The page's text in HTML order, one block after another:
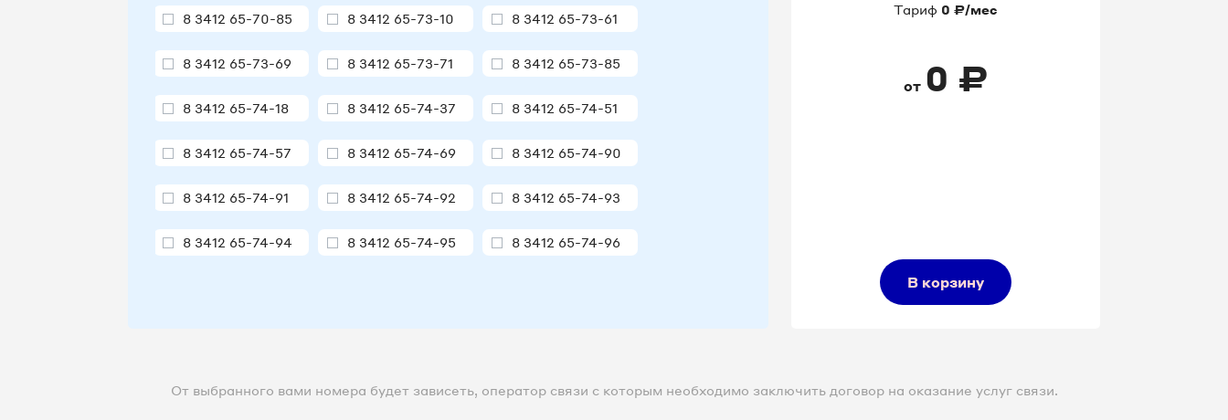
8 3412 65-70-85 8 3412 65-73-10 8 3412 65-73-61
8 3412 65-73-69 8 3412 65-73-71 8 3412 65-73-85
8 3412 65-74-18 8 3412 65-74-37 8 3412 65-74-51
8 3412 65-74-57 8 3412 65-74-69 8 3412 65-74-90
8 3412 65-74-91 8 3412 65-74-92 8 3412 65-74-93
8 3412 65-74-94 8 3412 65-74-95 8 3412 65-74-96
Тариф 0 ₽/мес
от 0 ₽
В корзину
От выбранного вами номера будет зависеть, оператор связи с которым необходимо заключить договор на оказание услуг связи.